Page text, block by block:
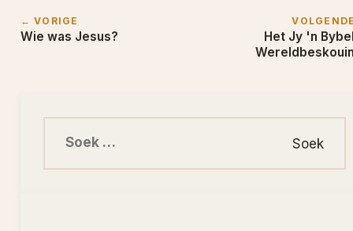
← VORIGE
Wie was Jesus?
Het Jy 'n